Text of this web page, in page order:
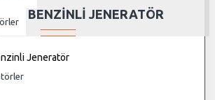
BENZINLI JENERATÖR